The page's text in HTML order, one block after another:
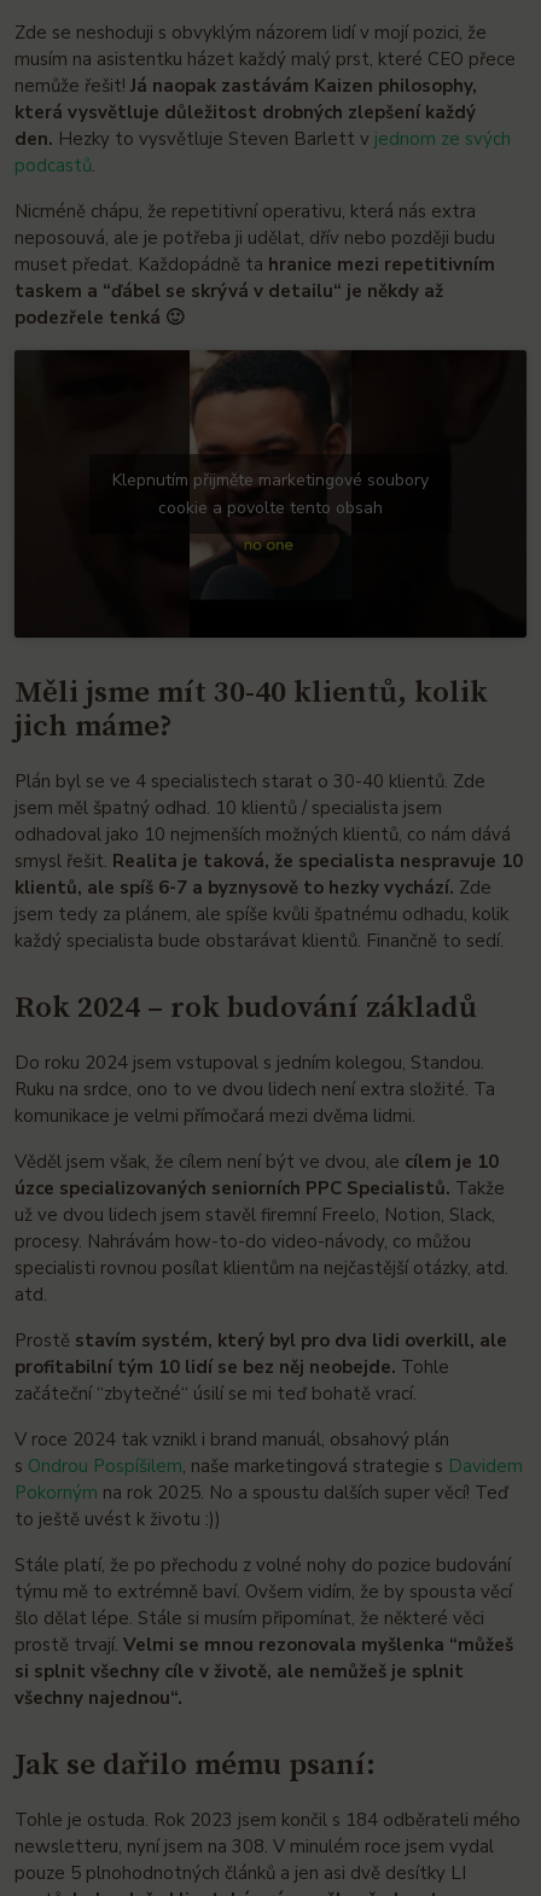
Zde se neshoduji s obvyklým názorem lidí v mojí pozici, že
musím na asistentku házet každý malý prst, které CEO přece
nemůže řešit! Já naopak zastávám Kaizen philosophy,
která vysvětluje důležitost drobných zlepšení každý
den. Hezky to vysvětluje Steven Barlett v jednom ze svých
podcastů.
Nicméně chápu, že repetitivní operativu, která nás extra
neposouvá, ale je potřeba ji udělat, dřív nebo později budu
muset předat. Každopádně ta hranice mezi repetitivním
taskem a “ďábel se skrývá v detailu“ je někdy až
podezřele tenká 🙂
Klepnutím přijměte marketingové soubory
cookie a povolte tento obsah
Měli jsme mít 30-40 klientů, kolik
jich máme?
Plán byl se ve 4 specialistech starat o 30-40 klientů. Zde
jsem měl špatný odhad. 10 klientů / specialista jsem
odhadoval jako 10 nejmenších možných klientů, co nám dává
smysl řešit. Realita je taková, že specialista nespravuje 10
klientů, ale spíš 6-7 a byznysově to hezky vychází. Zde
jsem tedy za plánem, ale spíše kvůli špatnému odhadu, kolik
každý specialista bude obstarávat klientů. Finančně to sedí.
Rok 2024 – rok budování základů
Do roku 2024 jsem vstupoval s jedním kolegou, Standou.
Ruku na srdce, ono to ve dvou lidech není extra složité. Ta
komunikace je velmi přímočará mezi dvěma lidmi.
Věděl jsem však, že cílem není být ve dvou, ale cílem je 10
úzce specializovaných seniorních PPC Specialistů. Takže
už ve dvou lidech jsem stavěl firemní Freelo, Notion, Slack,
procesy. Nahrávám how-to-do video-návody, co můžou
specialisti rovnou posílat klientům na nejčastější otázky, atd.
atd.
Prostě stavím systém, který byl pro dva lidi overkill, ale
profitabilní tým 10 lidí se bez něj neobejde. Tohle
začáteční “zbytečné“ úsilí se mi teď bohatě vrací.
V roce 2024 tak vznikl i brand manuál, obsahový plán
s Ondrou Pospíšilem, naše marketingová strategie s Davidem
Pokorným na rok 2025. No a spoustu dalších super věcí! Teď
to ještě uvést k životu :))
Stále platí, že po přechodu z volné nohy do pozice budování
týmu mě to extrémně baví. Ovšem vidím, že by spousta věcí
šlo dělat lépe. Stále si musím připomínat, že některé věci
prostě trvají. Velmi se mnou rezonovala myšlenka “můžeš
si splnit všechny cíle v životě, ale nemůžeš je splnit
všechny najednou“.
Jak se dařilo mému psaní:
Tohle je ostuda. Rok 2023 jsem končil s 184 odběrateli mého
newsletteru, nyní jsem na 308. V minulém roce jsem vydal
pouze 5 plnohodnotných článků a jen asi dvě desítky LI